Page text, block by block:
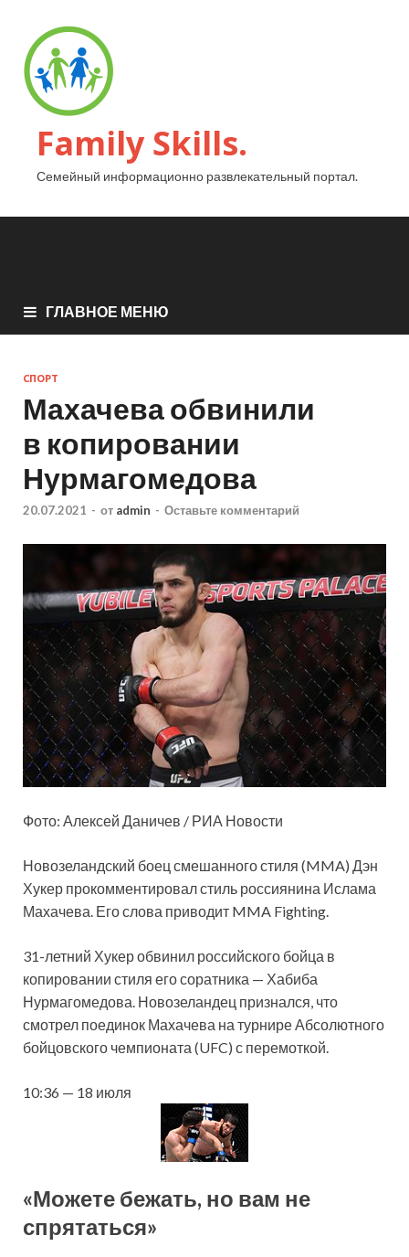
Family Skills.
Семейный информационно развлекательный портал.
ГЛАВНОЕ МЕНЮ
СПОРТ
Махачева обвинили
в копировании
Нурмагомедова
20.07.2021 - от admin - Оставьте комментарий
Фото: Алексей Даничев / РИА Новости
Новозеландский боец смешанного стиля (MMA) Дэн
Хукер прокомментировал стиль россиянина Ислама
Махачева. Его слова приводит MMA Fighting.
31-летний Хукер обвинил российского бойца в
копировании стиля его соратника — Хабиба
Нурмагомедова. Новозеландец признался, что
смотрел поединок Махачева на турнире Абсолютного
бойцовского чемпионата (UFC) с перемоткой.
10:36 — 18 июля
«Можете бежать, но вам не
спрятаться»